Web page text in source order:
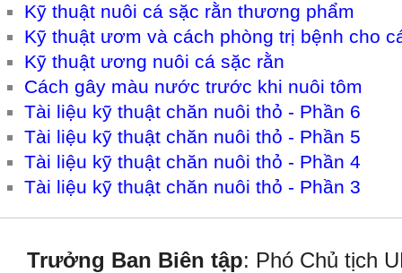
Kỹ thuật nuôi cá sặc rằn thương phẩm
Kỹ thuật ươm và cách phòng trị bệnh cho
Kỹ thuật ương nuôi cá sặc rằn
Cách gây màu nước trước khi nuôi tôm
Tài liệu kỹ thuật chăn nuôi thỏ - Phần 6
Tài liệu kỹ thuật chăn nuôi thỏ - Phần 5
Tài liệu kỹ thuật chăn nuôi thỏ - Phần 4
Tài liệu kỹ thuật chăn nuôi thỏ - Phần 3
Trưởng Ban Biên tập: Phó Chủ tịch